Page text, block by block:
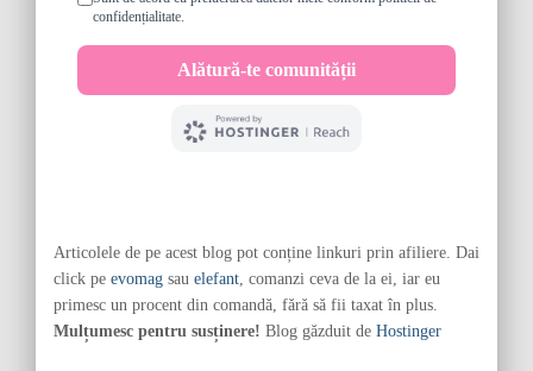
Articolele de pe acest blog pot conține linkuri prin afiliere. Dai
click pe evomag sau elefant, comanzi ceva de la ei, iar eu
primesc un procent din comandă, fără să fii taxat în plus.
Mulțumesc pentru susținere! Blog găzduit de Hostinger